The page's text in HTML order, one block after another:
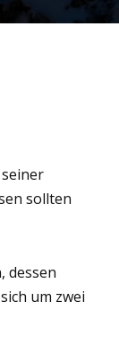
sollten
dessen
um zwei